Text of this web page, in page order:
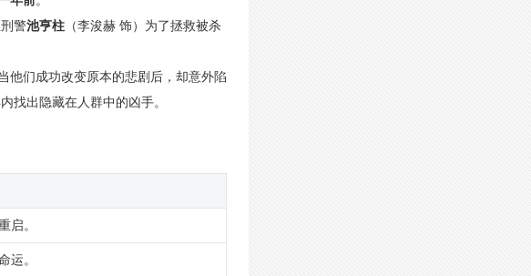
警池亨柱 （李浚赫 饰）为了拯救被杀
他们成功改变原本的悲剧后，却意外陷
找出隐藏在人群中的凶手。
启。
运。